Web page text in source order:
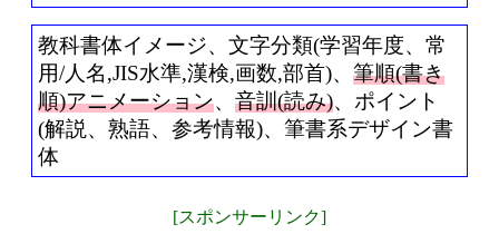
教科書体イメージ、文字分類(学習年度、常
用/人名,JIS水準,漢検,画数,部首)、 筆順(書き
順)アニメーション、 音訓(読み)、ポイント
(解説、熟語、参考情報)、筆書系デザイン書
体
[スポンサーリンク]